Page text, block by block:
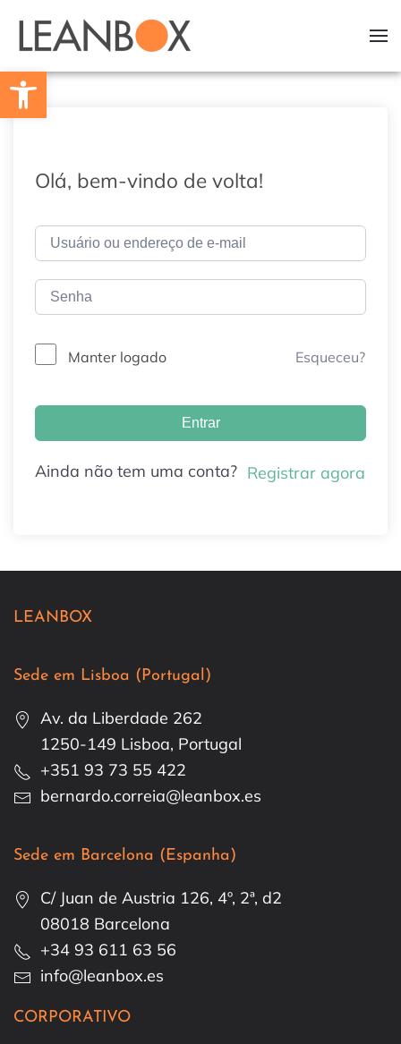
Barra de Ferramentas Aberta
Skip to main content
Olá, bem-vindo de volta!
Manter logado Esqueceu?
Entrar
Ainda não tem uma conta? Registrar agora
LEANBOX
Sede em Lisboa (Portugal)
Av. da Liberdade 262
1250-149 Lisboa, Portugal
+351 93 73 55 422
bernardo.correia@leanbox.es
Sede em Barcelona (Espanha)
C/ Juan de Austria 126, 4º, 2ª, d2
08018 Barcelona
+34 93 611 63 56
info@leanbox.es
CORPORATIVO